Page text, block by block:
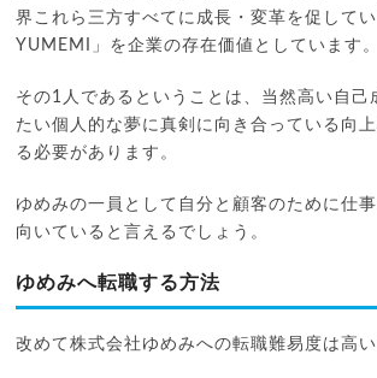
界これら三方すべてに成長・変革を促して
YUMEMI」を企業の存在価値としています。
その1人であるということは、当然高い自己
たい個人的な夢に真剣に向き合っている向
る必要があります。
ゆめみの一員として自分と顧客のために仕
向いていると言えるでしょう。
ゆめみへ転職する方法
改めて株式会社ゆめみへの転職難易度は高い